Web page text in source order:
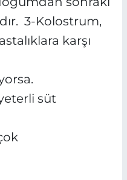
3-Kolostrum,
karşı
süt